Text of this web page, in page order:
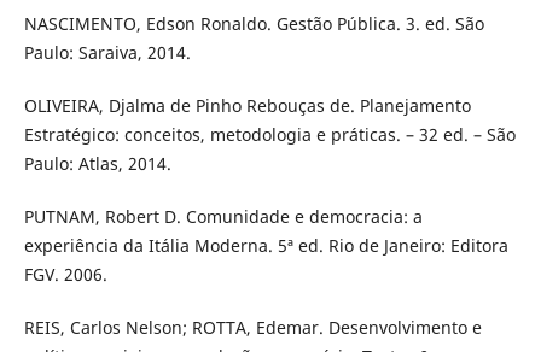
NASCIMENTO, Edson Ronaldo. Gestão Pública. 3. ed. São
Paulo: Saraiva, 2014.
OLIVEIRA, Djalma de Pinho Rebouças de. Planejamento
Estratégico: conceitos, metodologia e práticas. – 32 ed. – São
Paulo: Atlas, 2014.
PUTNAM, Robert D. Comunidade e democracia: a
experiência da Itália Moderna. 5ª ed. Rio de Janeiro: Editora
FGV. 2006.
REIS, Carlos Nelson; ROTTA, Edemar. Desenvolvimento e